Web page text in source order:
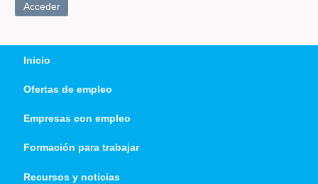
Acceder
Inicio
Ofertas de empleo
Empresas con empleo
Formación para trabajar
Recursos y noticias